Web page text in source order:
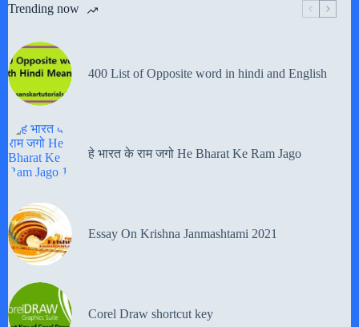
Trending now
400 List of Opposite word in hindi and English
हे भारत के राम जगो He Bharat Ke Ram Jago
Essay On Krishna Janmashtami 2021
Corel Draw shortcut key